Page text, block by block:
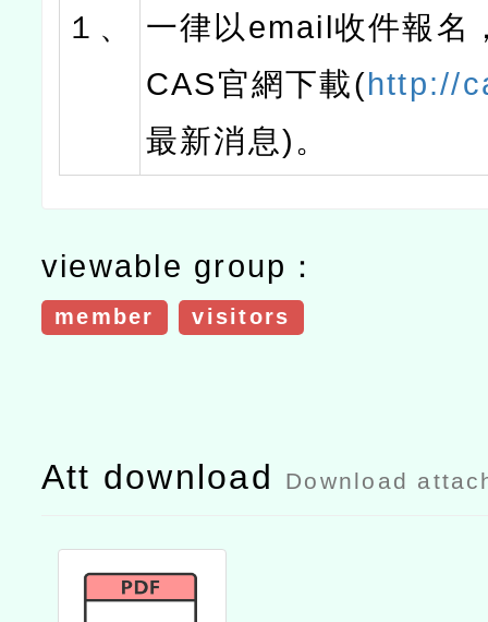
１、
一律以email收件報名
CAS官網下載(http://
最新消息)。
viewable group：
member visitors
Att download Download